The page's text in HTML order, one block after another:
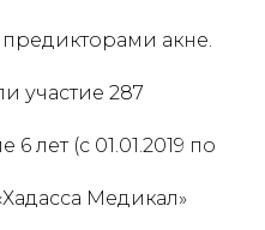
предикторами акне.
участие 287
лет (с 01.01.2019 по
Медикал»